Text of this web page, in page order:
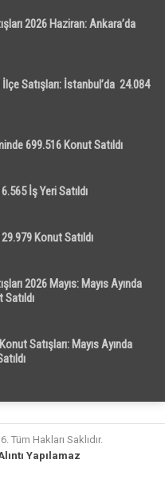
2026 Haziran: Ankara’da
Satışları: İstanbul’da 24.084
699.516 Konut Satıldı
İş Yeri Satıldı
Konut Satıldı
2026 Mayıs: Mayıs Ayında
Satışları: Mayıs Ayında
Tüm Hakları Saklıdır.
Yapılamaz